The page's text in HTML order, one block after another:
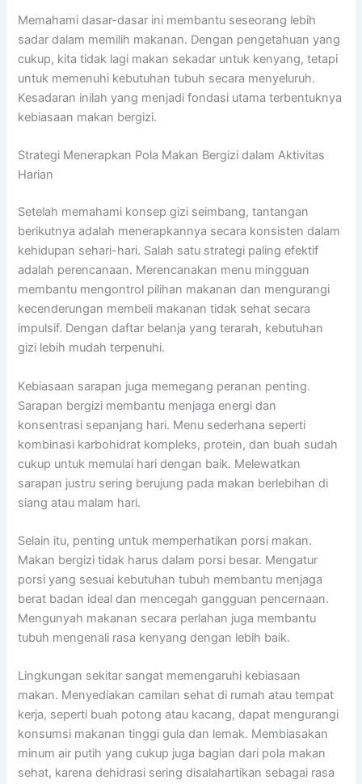
Memahami dasar-dasar ini membantu seseorang lebih
sadar dalam memilih makanan. Dengan pengetahuan yang
cukup, kita tidak lagi makan sekadar untuk kenyang, tetapi
untuk memenuhi kebutuhan tubuh secara menyeluruh.
Kesadaran inilah yang menjadi fondasi utama terbentuknya
kebiasaan makan bergizi.
Strategi Menerapkan Pola Makan Bergizi dalam Aktivitas
Harian
Setelah memahami konsep gizi seimbang, tantangan
berikutnya adalah menerapkannya secara konsisten dalam
kehidupan sehari-hari. Salah satu strategi paling efektif
adalah perencanaan. Merencanakan menu mingguan
membantu mengontrol pilihan makanan dan mengurangi
kecenderungan membeli makanan tidak sehat secara
impulsif. Dengan daftar belanja yang terarah, kebutuhan
gizi lebih mudah terpenuhi.
Kebiasaan sarapan juga memegang peranan penting.
Sarapan bergizi membantu menjaga energi dan
konsentrasi sepanjang hari. Menu sederhana seperti
kombinasi karbohidrat kompleks, protein, dan buah sudah
cukup untuk memulai hari dengan baik. Melewatkan
sarapan justru sering berujung pada makan berlebihan di
siang atau malam hari.
Selain itu, penting untuk memperhatikan porsi makan.
Makan bergizi tidak harus dalam porsi besar. Mengatur
porsi yang sesuai kebutuhan tubuh membantu menjaga
berat badan ideal dan mencegah gangguan pencernaan.
Mengunyah makanan secara perlahan juga membantu
tubuh mengenali rasa kenyang dengan lebih baik.
Lingkungan sekitar sangat memengaruhi kebiasaan
makan. Menyediakan camilan sehat di rumah atau tempat
kerja, seperti buah potong atau kacang, dapat mengurangi
konsumsi makanan tinggi gula dan lemak. Membiasakan
minum air putih yang cukup juga bagian dari pola makan
sehat, karena dehidrasi sering disalahartikan sebagai rasa